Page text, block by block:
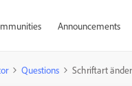
Announcements
Questions Schriftart